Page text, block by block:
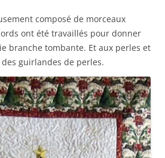
composé de morceaux
ont été travaillés pour donner
branche tombante. Et aux perles et
guirlandes de perles.